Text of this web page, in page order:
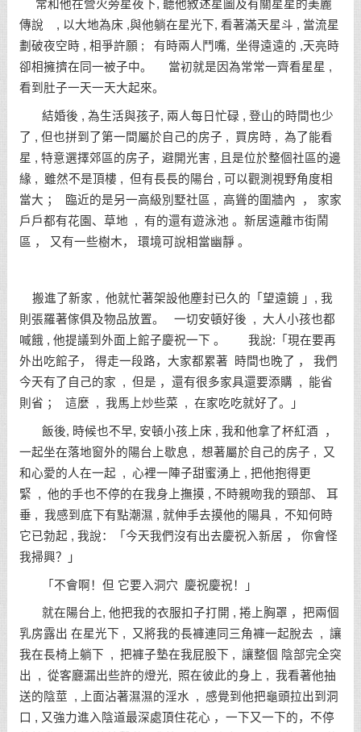
常和他在營火旁星夜下, 聽他敘述星圖及有關星星的美麗
傳說 , 以大地為床 ,與他躺在星光下, 看著滿天星斗 , 當流星
劃破夜空時 , 相爭許願 ; 有時兩人鬥嘴, 坐得遠遠的 ,天亮時
卻相擁擠在同一被子中。 當初就是因為常常一齊看星星 ,
看到肚子一天一天大起來。
結婚後 , 為生活與孩子, 兩人每日忙碌 , 登山的時間也少
了 , 但也拼到了第一間屬於自己的房子 , 買房時 , 為了能看
星 , 特意選擇郊區的房子，避開光害 , 且是位於整個社區的邊
緣 , 雖然不是頂樓 , 但有長長的陽台 , 可以觀測視野角度相
當大 ； 臨近的是另一高級別墅社區 , 高聳的圍牆內 ， 家家
戶戶都有花園、草地 , 有的還有遊泳池 。新居遠離市街鬧
區 ， 又有一些樹木， 環境可說相當幽靜 。
搬進了新家 , 他就忙著架設他塵封已久的「望遠鏡 」, 我
則張羅著傢俱及物品放置。 一切安頓好後 , 大人小孩也都
喊餓 , 他提議到外面上館子慶祝一下 。 我說:「現在要再
外出吃館子， 得走一段路，大家都累著 時間也晚了 ， 我們
今天有了自己的家 , 但是 ，還有很多家具還要添購 , 能省
則省 ； 這麼 , 我馬上炒些菜 , 在家吃吃就好了。」
飯後, 時候也不早, 安頓小孩上床 , 我和他拿了杯紅酒 ，
一起坐在落地窗外的陽台上歇息 , 想著屬於自己的房子 , 又
和心愛的人在一起 , 心裡一陣子甜蜜湧上 , 把他抱得更
緊 , 他的手也不停的在我身上撫摸 , 不時親吻我的頸部、 耳
垂 , 我感到底下有點潮濕 , 就伸手去摸他的陽具 , 不知何時
它已勃起 , 我說：「今天我們沒有出去慶祝入新居 ， 你會怪
我掃興？」
「不會啊！但 它要入洞穴 慶祝慶祝！」
就在陽台上, 他把我的衣服扣子打開 , 捲上胸罩 ，把兩個
乳房露出 在星光下 , 又將我的長褲連同三角褲一起脫去 , 讓
我在長椅上躺下 , 把褲子墊在我屁股下 , 讓整個 陰部完全突
出 , 從客廳漏出些許的燈光, 照在彼此的身上 , 我看著他抽
送的陰莖 , 上面沾著濕濕的淫水 , 感覺到他把龜頭拉出到洞
口 , 又強力進入陰道最深處頂住花心 ，一下又一下的，不停